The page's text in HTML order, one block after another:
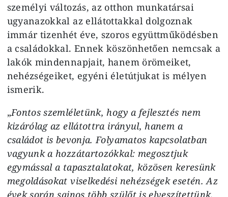
személyi változás, az otthon munkatársai
ugyanazokkal az ellátottakkal dolgoznak
immár tizenhét éve, szoros együttműködésben
a családokkal. Ennek köszönhetően nemcsak a
lakók mindennapjait, hanem örömeiket,
nehézségeiket, egyéni életútjukat is mélyen
ismerik.
„Fontos szemléletünk, hogy a fejlesztés nem
kizárólag az ellátottra irányul, hanem a
családot is bevonja. Folyamatos kapcsolatban
vagyunk a hozzátartozókkal: megosztjuk
egymással a tapasztalatokat, közösen keresünk
megoldásokat viselkedési nehézségek esetén. Az
évek során sajnos több szülőt is elveszítettünk,